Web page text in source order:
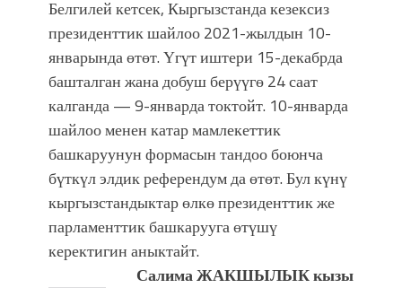
Белгилей кетсек, Кыргызстанда кезексиз
президенттик шайлоо 2021-жылдын 10-
январында өтөт. Үгүт иштери 15-декабрда
башталган жана добуш берүүгө 24 саат
калганда — 9-январда токтойт. 10-январда
шайлоо менен катар мамлекеттик
башкаруунун формасын тандоо боюнча
бүткүл элдик референдум да өтөт. Бул күнү
кыргызстандыктар өлкө президенттик же
парламенттик башкарууга өтүшү
керектигин аныктайт.
Салима ЖАКШЫЛЫК кызы